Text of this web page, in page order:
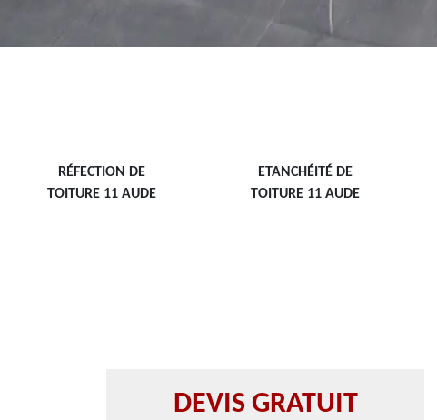
RÉFECTION DE
TOITURE 11 AUDE
ETANCHÉITÉ DE
TOITURE 11 AUDE
DEVIS GRATUIT